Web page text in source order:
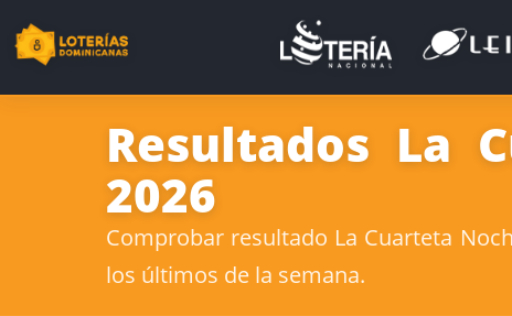
Resultados La
2026
Comprobar resultado La Cuarteta
los últimos de la semana.